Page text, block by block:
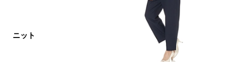
オレンジ
ピンク
ブルー
ニット